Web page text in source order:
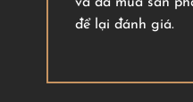
để lại đánh giá.